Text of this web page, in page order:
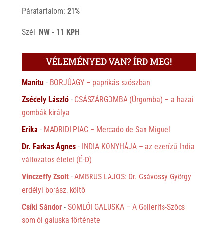
Páratartalom: 21%
Szél: NW - 11 KPH
VÉLEMÉNYED VAN? ÍRD MEG!
Manitu- BORJÚAGY – paprikás szószban
Zsédely László- CSÁSZÁRGOMBA (Úrgomba) – a hazai
gombák királya
Erika - MADRIDI PIAC – Mercado de San Miguel
Dr. Farkas Ágnes- INDIA KONYHÁJA – az ezerízű India
változatos ételei (É-D)
Vinczeffy Zsolt- AMBRUS LAJOS: Dr. Csávossy György
erdélyi borász, költő
Csíki Sándor- SOMLÓI GALUSKA – A Gollerits-Szőcs
somlói galuska története